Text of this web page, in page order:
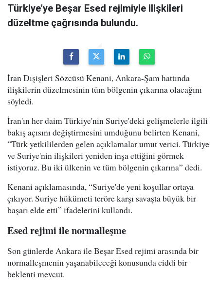
Türkiye'ye Beşar Esed rejimiyle ilişkileri
düzeltme çağrısında bulundu.
İran Dışişleri Sözcüsü Kenani, Ankara-Şam hattında
ilişkilerin düzelmesinin tüm bölgenin çıkarına olacağını
söyledi.
İran'ın her daim Türkiye'nin Suriye'deki gelişmelerle ilgili
bakış açısını değiştirmesini umduğunu belirten Kenani,
“Türk yetkililerden gelen açıklamalar umut verici. Türkiye
ve Suriye'nin ilişkileri yeniden inşa ettiğini görmek
istiyoruz. Bu iki ülkenin ve tüm bölgenin çıkarına” dedi.
Kenani açıklamasında, “Suriye'de yeni koşullar ortaya
çıkıyor. Suriye hükümeti teröre karşı savaşta büyük bir
başarı elde etti” ifadelerini kullandı.
Esed rejimi ile normalleşme
Son günlerde Ankara ile Beşar Esed rejimi arasında bir
normalleşmenin yaşanabileceği konusunda ciddi bir
beklenti mevcut.